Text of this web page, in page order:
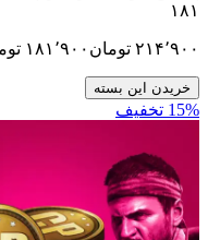
تومان۱۸۱٬۹۰۰تومان
بسته